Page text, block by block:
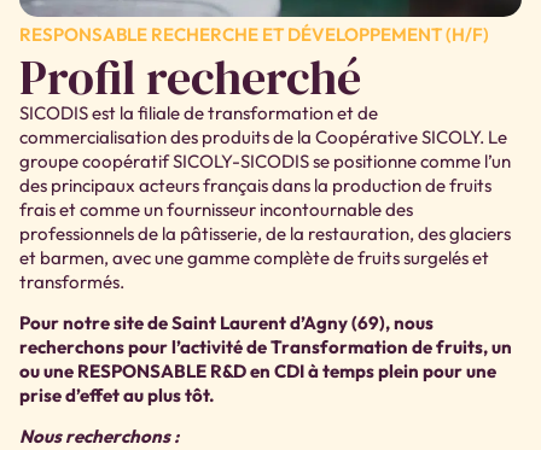
RESPONSABLE RECHERCHE ET DÉVELOPPEMENT (H/F)
Profil recherché
SICODIS est la filiale de transformation et de
commercialisation des produits de la Coopérative SICOLY. Le
groupe coopératif SICOLY-SICODIS se positionne comme l’un
des principaux acteurs français dans la production de fruits
frais et comme un fournisseur incontournable des
professionnels de la pâtisserie, de la restauration, des glaciers
et barmen, avec une gamme complète de fruits surgelés et
transformés.
Pour notre site de Saint Laurent d’Agny (69), nous
recherchons pour l’activité de Transformation de fruits, un
ou une RESPONSABLE R&D en CDI à temps plein pour une
prise d’effet au plus tôt.
Nous recherchons :